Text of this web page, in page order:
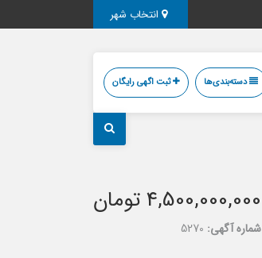
دسته‌بندی‌ها ثبت اگهی رایگان
4,500,000,000 تومان
شماره آگهی: 5270